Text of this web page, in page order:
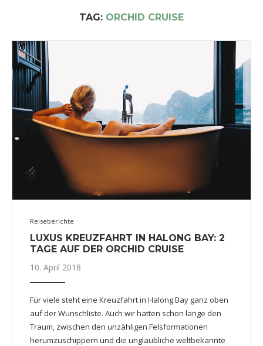
TAG: ORCHID CRUISE
Reiseberichte
LUXUS KREUZFAHRT IN HALONG BAY: 2
TAGE AUF DER ORCHID CRUISE
10. April 2018
Für viele steht eine Kreuzfahrt in Halong Bay ganz oben
auf der Wunschliste. Auch wir hatten schon lange den
Traum, zwischen den unzähligen Felsformationen
herumzuschippern und die unglaubliche weltbekannte